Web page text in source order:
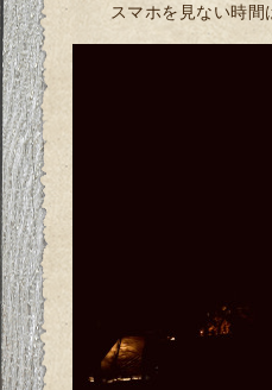
スマホを見